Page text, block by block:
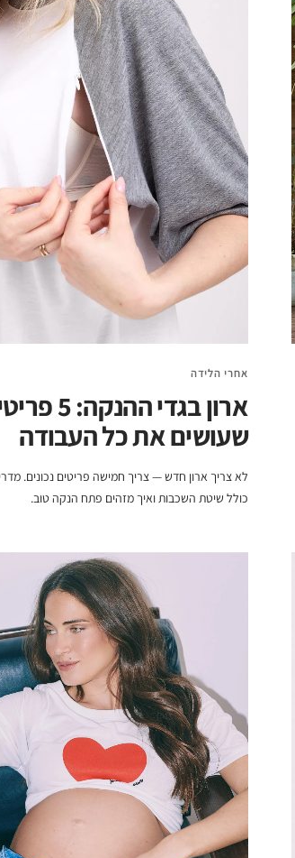
אחרי הלידה
ארון בגדי
שעושים את כל העבודה
לא צריך ארון חדש — צריך חמישה פריטים נכונים.
כולל שיטת השכבות ואיך מזהים פתח הנקה טוב.